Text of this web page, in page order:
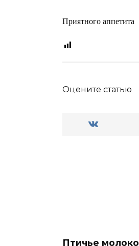
Приятного аппетита
Оцените статью
Птичье молоко